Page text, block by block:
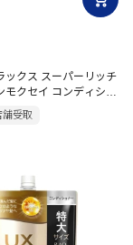
ックス スーパーリッチ
モクセイ コンディショ
舗受取